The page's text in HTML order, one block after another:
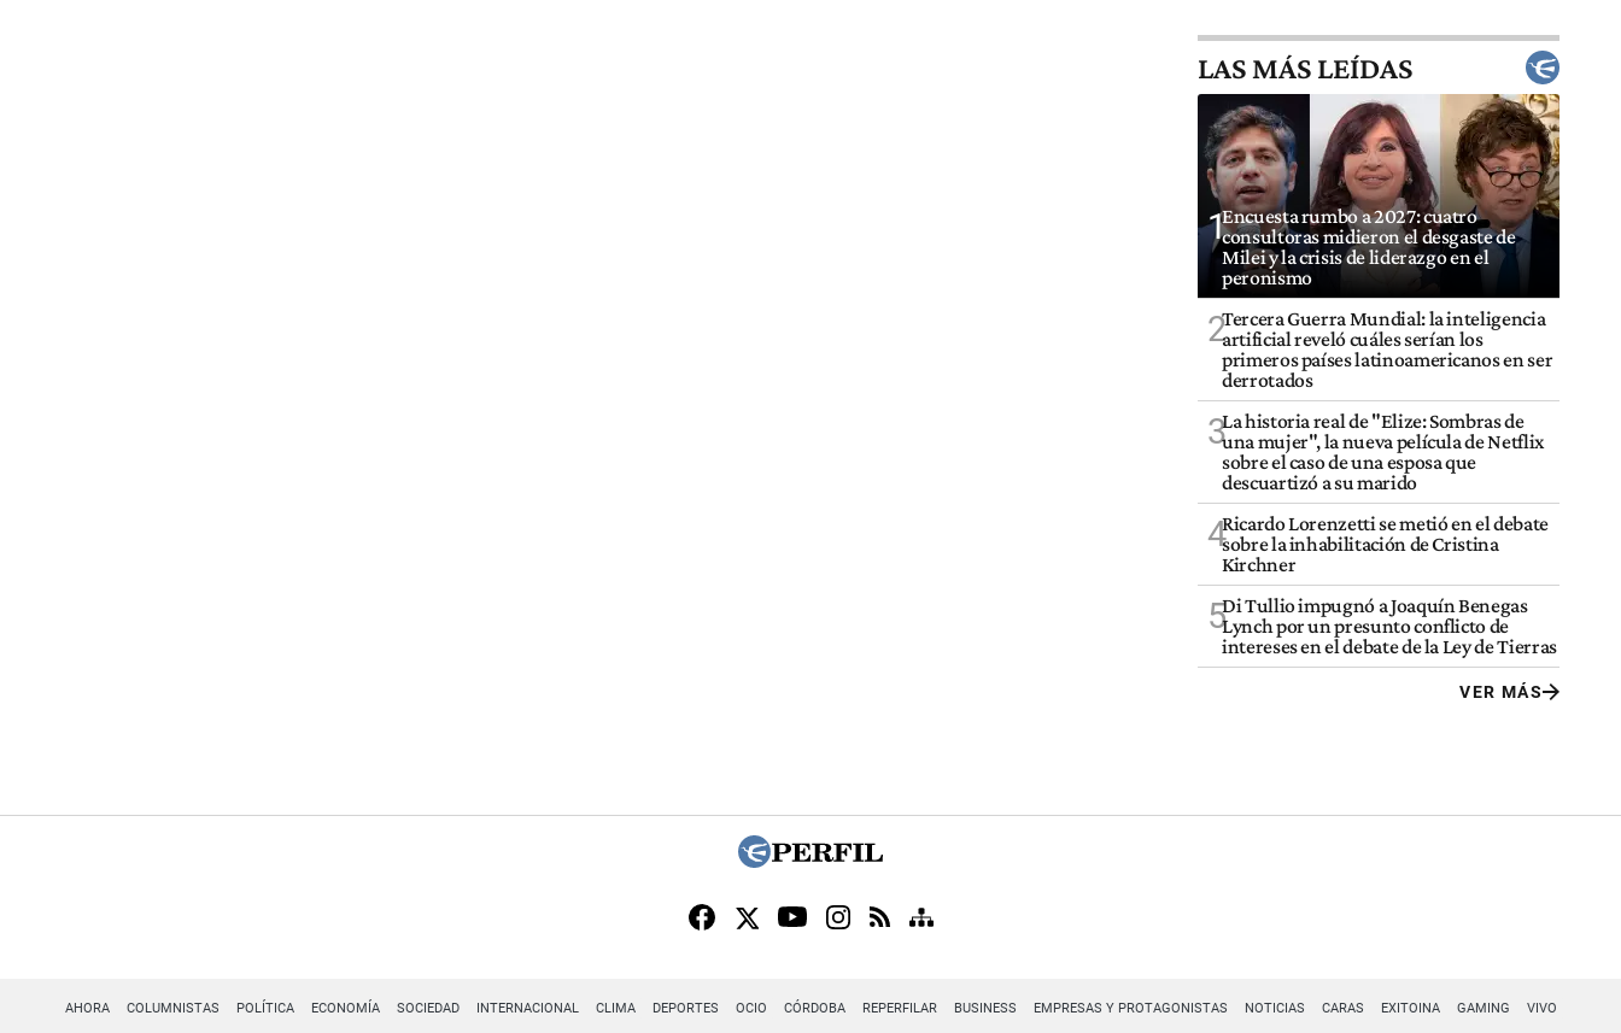
LAS MÁS LEÍDAS
1Encuesta rumbo a 2027: cuatro
consultoras midieron el desgaste de
Milei y la crisis de liderazgo en el
peronismo
2Tercera Guerra Mundial: la inteligencia
artificial reveló cuáles serían los
primeros países latinoamericanos en ser
derrotados
3La historia real de "Elize: Sombras de
una mujer", la nueva película de Netflix
sobre el caso de una esposa que
descuartizó a su marido
4Ricardo Lorenzetti se metió en el debate
sobre la inhabilitación de Cristina
Kirchner
5Di Tullio impugnó a Joaquín Benegas
Lynch por un presunto conflicto de
intereses en el debate de la Ley de Tierras
VER MÁS
AHORA COLUMNISTAS POLÍTICA ECONOMÍA SOCIEDAD INTERNACIONAL CLIMA DEPORTES OCIO CÓRDOBA REPERFILAR BUSINESS EMPRESAS Y PROTAGONISTAS NOTICIAS CARAS EXITOINA GAMING VIVO